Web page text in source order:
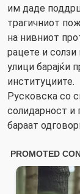
им даде
трагичниот
на нивниот
рацете и
улици барајќи
институциите.
Русковска со
солидарност и
бараат